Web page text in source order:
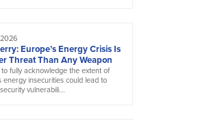
Europe’s Energy Crisis Is
Threat Than Any Weapon
fully acknowledge the extent of
energy insecurities could lead to
vulnerabili...